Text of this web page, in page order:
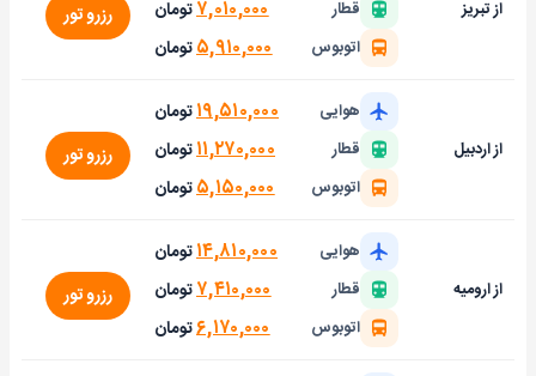
از تبریز قطار ۷,۰۱۰,۰۰۰تومان
اتوبوس ۵,۹۱۰,۰۰۰تومان
رزرو تور
از اردبیل
هوایی ۱۹,۵۱۰,۰۰۰تومان
قطار ۱۱,۲۷۰,۰۰۰تومان
اتوبوس ۵,۱۵۰,۰۰۰تومان
رزرو تور
از ارومیه
هوایی ۱۴,۸۱۰,۰۰۰تومان
قطار ۷,۴۱۰,۰۰۰تومان
اتوبوس ۶,۱۷۰,۰۰۰تومان
رزرو تور